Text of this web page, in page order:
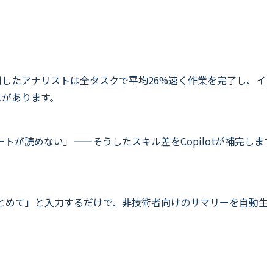
アナリストは全タスクで平均26%速く作業を完了し、
あります。
トが読めない」——そうしたスキル差をCopilotが補完し
て」と入力するだけで、非技術者向けのサマリーを自動